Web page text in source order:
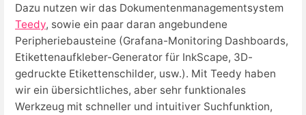
Dazu nutzen wir das Dokumentenmanagementsystem
Teedy, sowie ein paar daran angebundene
Peripheriebausteine (Grafana-Monitoring Dashboards,
Etikettenaufkleber-Generator für InkScape, 3D-
gedruckte Etikettenschilder, usw.). Mit Teedy haben
wir ein übersichtliches, aber sehr funktionales
Werkzeug mit schneller und intuitiver Suchfunktion,